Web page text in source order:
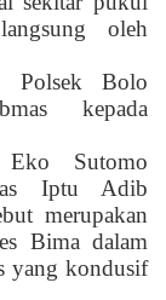
oleh
Polsek Bolo
kepada
Sutomo
Iptu Adib
merupakan
Bima dalam
yang kondusif